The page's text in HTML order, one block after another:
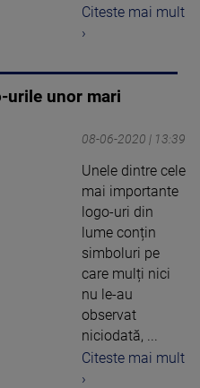
Citeste mai mult
›
urile unor mari
08-06-2020 | 13:39
Unele dintre cele
mai importante
logo-uri din
lume conțin
simboluri pe
care mulți nici
nu le-au
observat
niciodată, ...
Citeste mai mult
›